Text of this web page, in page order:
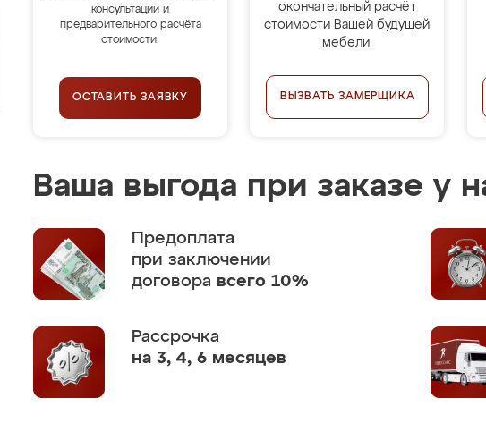
консультации и
предварительного расчёта
стоимости.
ОСТАВИТЬ ЗАЯВКУ
окончательный расчёт
стоимости Вашей будущей
мебели.
ВЫЗВАТЬ ЗАМЕРЩИКА
Ваша выгода при заказе у
Предоплата
при заключении
договора всего 10%
Рассрочка
на 3, 4, 6 месяцев